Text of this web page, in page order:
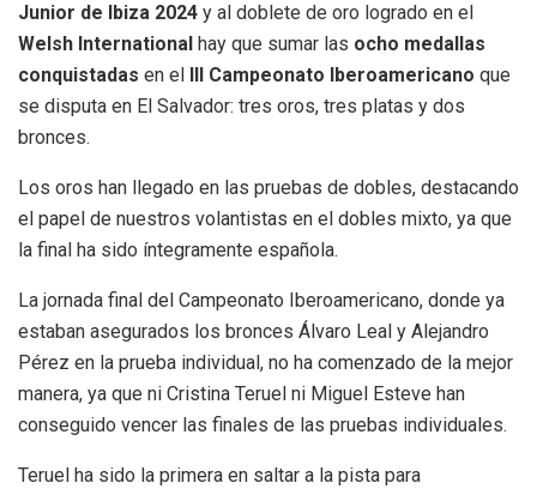
Junior de Ibiza 2024 y al doblete de oro logrado en el
Welsh International hay que sumar las ocho medallas
conquistadas en el III Campeonato Iberoamericano que
se disputa en El Salvador: tres oros, tres platas y dos
bronces.
Los oros han llegado en las pruebas de dobles, destacando
el papel de nuestros volantistas en el dobles mixto, ya que
la final ha sido íntegramente española.
La jornada final del Campeonato Iberoamericano, donde ya
estaban asegurados los bronces Álvaro Leal y Alejandro
Pérez en la prueba individual, no ha comenzado de la mejor
manera, ya que ni Cristina Teruel ni Miguel Esteve han
conseguido vencer las finales de las pruebas individuales.
Teruel ha sido la primera en saltar a la pista para